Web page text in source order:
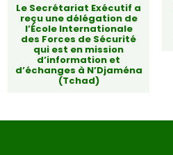
Le Secrétariat Exécutif a
reçu une délégation de
l’École Internationale
des Forces de Sécurité
qui est en mission
d’information et
d’échanges à N’Djaména
(Tchad)